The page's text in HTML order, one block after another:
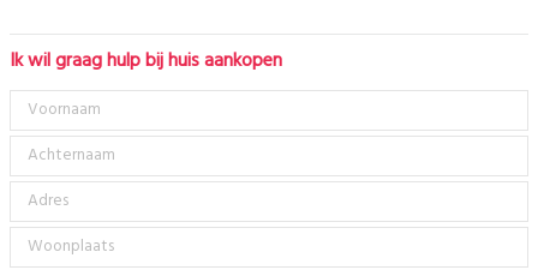
Ik wil graag hulp bij huis aankopen